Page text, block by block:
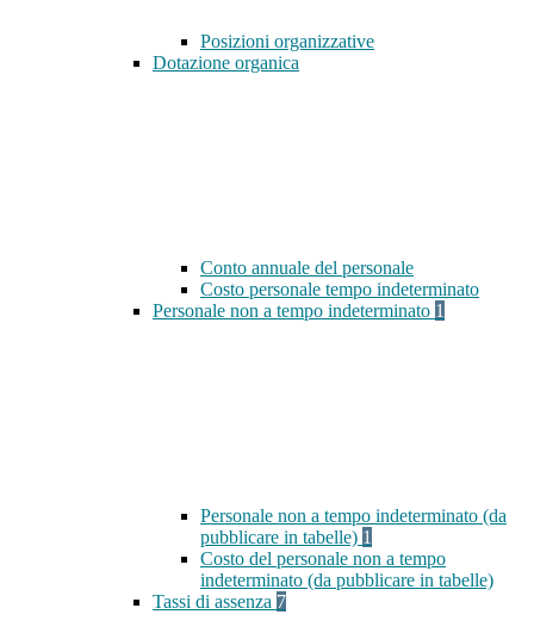
Posizioni organizzative
Dotazione organica
Conto annuale del personale
Costo personale tempo indeterminato
Personale non a tempo indeterminato 1
Personale non a tempo indeterminato (da
pubblicare in tabelle) 1
Costo del personale non a tempo
indeterminato (da pubblicare in tabelle)
Tassi di assenza 7